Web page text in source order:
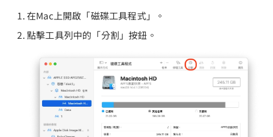
在Mac上開啟「磁碟工具程式」。
點擊工具列中的「分割」按鈕。